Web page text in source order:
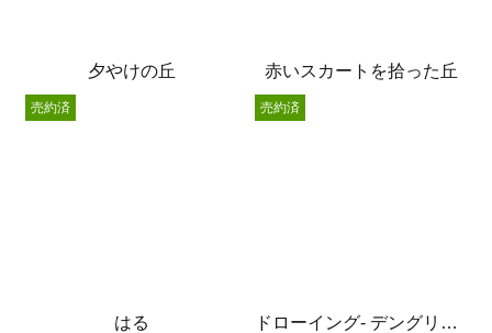
夕やけの丘 赤いスカートを拾った丘
はる
売約済
ドローイング- デングリムシ –
売約済